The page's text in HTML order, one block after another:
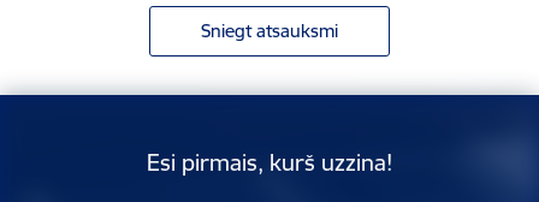
Sniegt atsauksmi
Esi pirmais, kurš uzzina!